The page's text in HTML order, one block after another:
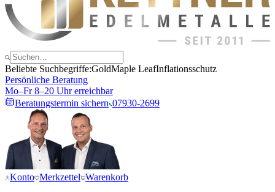
Beliebte Suchbegriffe:GoldMaple LeafInflationsschutz
Persönliche Beratung
Mo–Fr 8–20 Uhr erreichbar
Beratungstermin sichern 07930-2699
Konto Merkzettel Warenkorb